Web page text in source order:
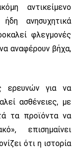
αντικείμενο
ανησυχητικά
φλεγμονές
αναφέρουν βήχα,
ερευνών για να
ασθένειες, με
τα προϊόντα να
επισημαίνει
ότι η ιστορία